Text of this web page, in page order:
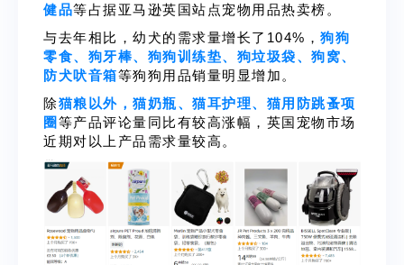
健品等占据亚马逊英国站点宠物用品热卖榜。
与去年相比，幼犬的需求量增长了104%， 狗狗
零食、狗牙棒、狗狗训练垫、狗垃圾袋、狗窝、
防犬吠音箱等狗狗用品销量明显增加。
除猫粮以外，猫奶瓶、猫耳护理、猫用防跳蚤项
圈 等产品评论量同比有较高涨幅，英国宠物市场
近期对以上产品需求量较高。